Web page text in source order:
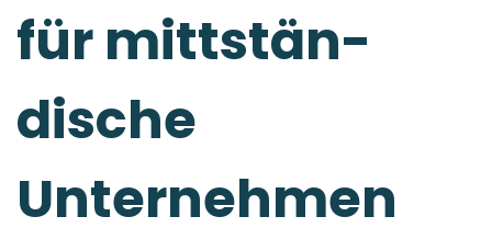
für mittstän­
dische
Unterneh­men